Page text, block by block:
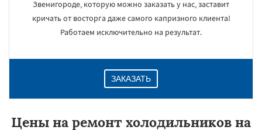
Звенигороде, которую можно заказать у нас, заставит
кричать от восторга даже самого капризного клиента!
Работаем исключительно на результат.
ЗАКАЗАТЬ
Цены на ремонт холодильников на